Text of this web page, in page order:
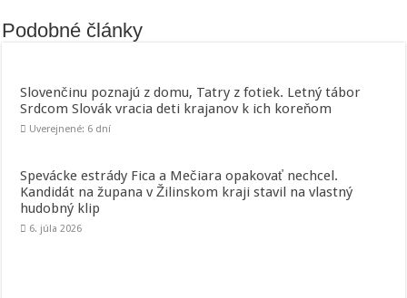
Podobné články
Slovenčinu poznajú z domu, Tatry z fotiek. Letný tábor
Srdcom Slovák vracia deti krajanov k ich koreňom
Uverejnené: 6 dní
Spevácke estrády Fica a Mečiara opakovať nechcel.
Kandidát na župana v Žilinskom kraji stavil na vlastný
hudobný klip
6. júla 2026